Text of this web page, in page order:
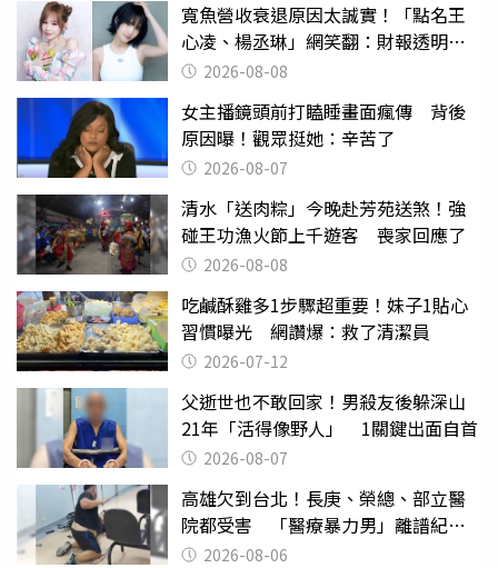
寬魚營收衰退原因太誠實！「點名王
心凌、楊丞琳」網笑翻：財報透明度
滿分2026-08-08
女主播鏡頭前打瞌睡畫面瘋傳 背後
原因曝！觀眾挺她：辛苦了
2026-08-07
清水「送肉粽」今晚赴芳苑送煞！強
碰王功漁火節上千遊客 喪家回應了
2026-08-08
吃鹹酥雞多1步驟超重要！妹子1貼心
習慣曝光 網讚爆：救了清潔員
2026-07-12
父逝世也不敢回家！男殺友後躲深山
21年「活得像野人」 1關鍵出面自首
2026-08-07
高雄欠到台北！長庚、榮總、部立醫
院都受害 「醫療暴力男」離譜紀錄
曝光2026-08-06